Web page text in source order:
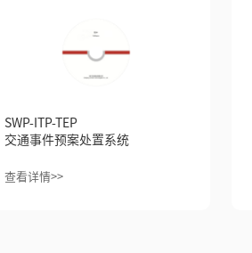
SWP-ITP-TEP
交通事件预案处置系统
查看详情>>